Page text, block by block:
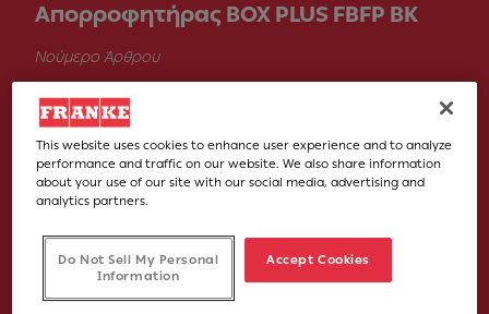
Απορροφητήρας BOX PLUS FBFP BK
Νούμερο Άρθρου
895,00 €
Στην τιμή συμπεριλαμβάνεται ο Φ.Π.Α. 24%
Σημεία Πώλησης
This website uses cookies to enhance user experience and to analyze
performance and traffic on our website. We also share information
about your use of our site with our social media, advertising and
analytics partners.
Do Not Sell My Personal
Information
Accept Cookies